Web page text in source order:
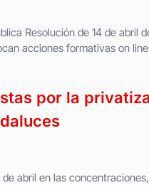
Resolución de 14 de
acciones formativas on
por la
abril en las